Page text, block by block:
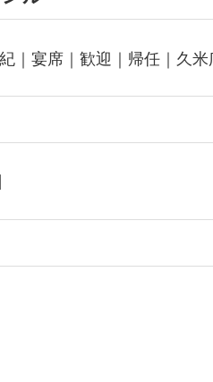
｜宴席｜歓迎｜帰任｜久